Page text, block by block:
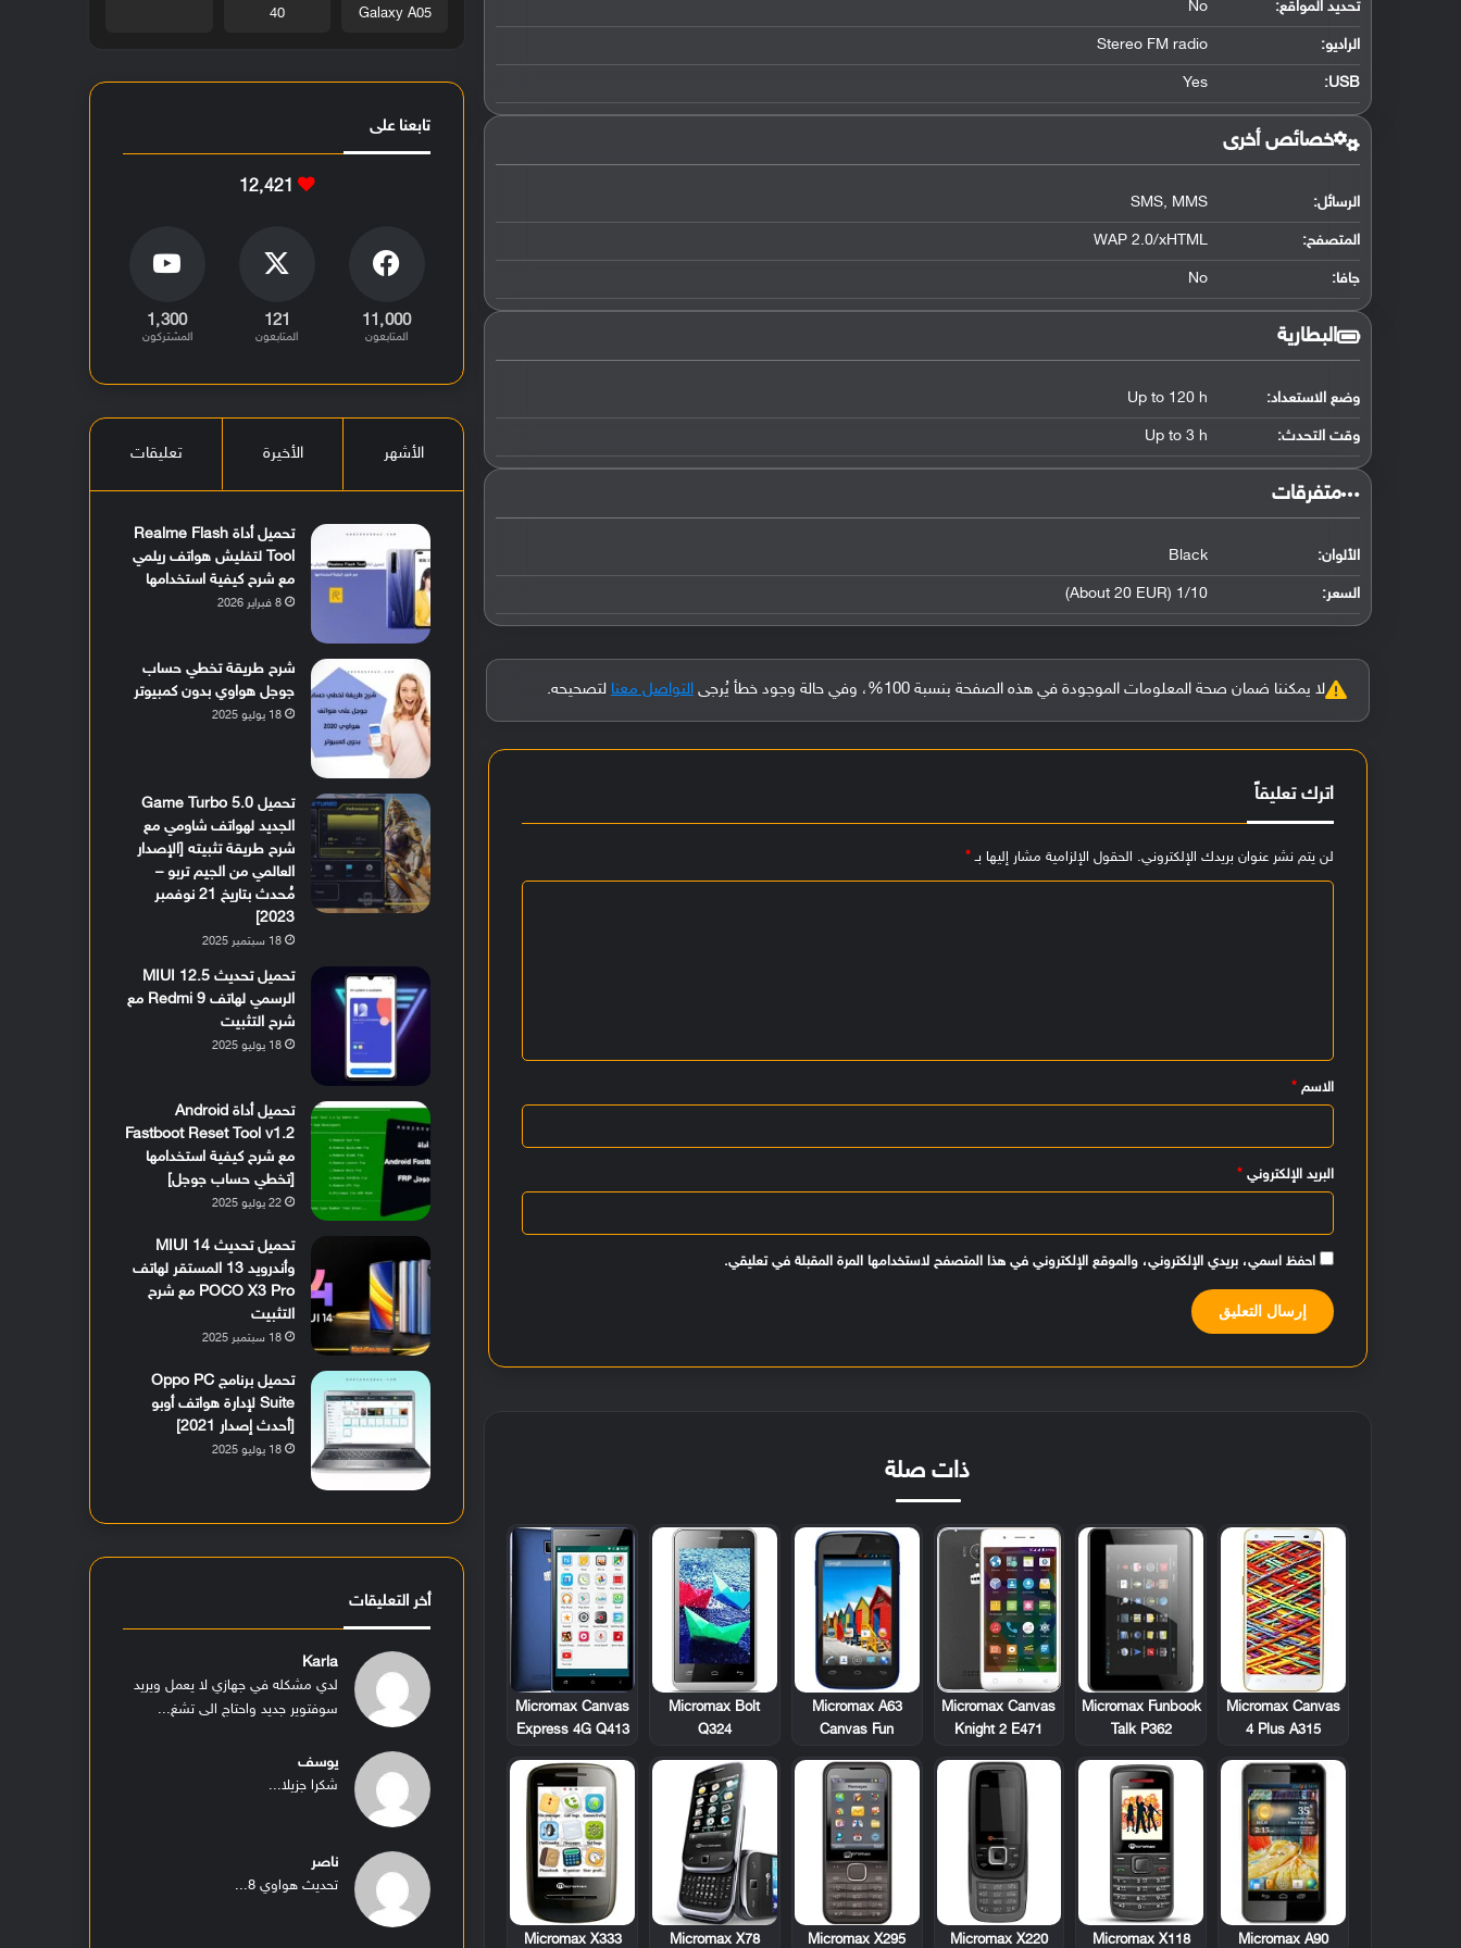
تحديد المواقع:
No
الراديو: Stereo FM radio
USB
:
Yes
خصائص أخرى
الرسائل: SMS, MMS
المتصفح: WAP 2.0/xHTML
جافا: No
البطارية
وضع الاستعداد: Up to 120 h
وقت التحدث: Up to 3 h
‏متفرقات‏
الألوان: Black
السعر: 1/10 (About 20 EUR)
لا يمكننا ضمان صحة المعلومات الموجودة في هذه الصفحة بنسبة 100%، وفي حالة وجود خطأ يُرجى التواصل معنا لتصحيحه.
اترك تعليقاً
لن يتم نشر عنوان بريدك الإلكتروني. الحقول الإلزامية مشار إليها بـ*
الاسم*
البريد الإلكتروني*
احفظ اسمي، بريدي الإلكتروني، والموقع الإلكتروني في هذا المتصفح لاستخدامها المرة المقبلة في تعليقي.
ذات صلة
Micromax Canvas
4 Plus A315
Micromax Funbook
Talk P362
Micromax Canvas
Knight 2 E471
Micromax A63
Canvas Fun
Micromax Bolt
Q324
Micromax Canvas
Express 4G Q413
Micromax A90
Micromax X118
Micromax X220
Micromax X295
Micromax X78
Micromax X333
Galaxy A05
40
تابعنا على
12٬421
11٬000
المتابعون
121
المتابعون
1٬300
المشتركون
الأشهر الأخيرة تعليقات
تحميل أداة Realme Flash
Tool لتفليش هواتف ريلمي
مع شرح كيفية استخدامها
8 فبراير 2026
شرح طريقة تخطي حساب
جوجل هواوي بدون كمبيوتر
18 يوليو 2025
تحميل Game Turbo 5.0
الجديد لهواتف شاومي مع
شرح طريقة تثبيته [الإصدار
العالمي من الجيم تربو –
مُحدث بتاريخ 21 نوفمبر
2023]
18 سبتمبر 2025
تحميل تحديث MIUI 12.5
الرسمي لهاتف Redmi 9 مع
شرح التثبيت
18 يوليو 2025
تحميل أداة Android
Fastboot Reset Tool v1.2
مع شرح كيفية استخدامها
[تخطي حساب جوجل]
22 يوليو 2025
تحميل تحديث MIUI 14
وأندرويد 13 المستقر لهاتف
POCO X3 Pro مع شرح
التثبيت
18 سبتمبر 2025
تحميل برنامج Oppo PC
Suite لإدارة هواتف أوبو
[أحدث إصدار 2021]
18 يوليو 2025
أخر التعليقات
Karla
لدي مشكله في جهازي لا يعمل ويريد
سوفتوير جديد واحتاج الى تشغ...
يوسف
شكرا جزيلا...
ناصر
تحديث هواوي 8...